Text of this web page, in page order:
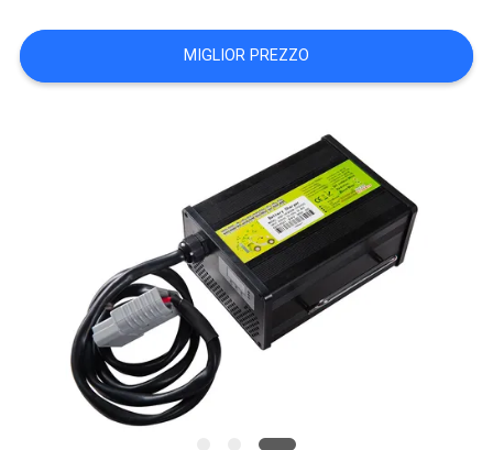
RICHIEDA
CITAZIONE
PRIVACY
POLICY
MIGLIOR PREZZO